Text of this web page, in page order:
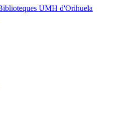
UMH d'Orihuela